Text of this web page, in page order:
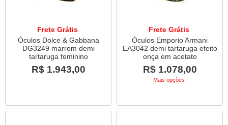
Frete Grátis
Óculos Dolce & Gabbana
DG3249 marrom demi
tartaruga feminino
R$ 1.943,00
Frete Grátis
Óculos Emporio Armani
EA3042 demi tartaruga efeito
onça em acetato
R$ 1.078,00
Mais opções